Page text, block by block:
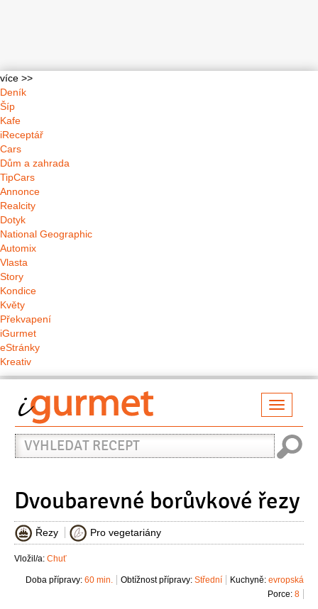
více >>
Deník
Šíp
Kafe
iReceptář
Cars
Dům a zahrada
TipCars
Annonce
Realcity
Dotyk
National Geographic
Automix
Vlasta
Story
Kondice
Květy
Překvapení
iGurmet
eStránky
Kreativ
Vyhledat
recept
Dvoubarevné borůvkové řezy
Řezy Pro vegetariány
Vložil/a: Chuť
Kuchyně: evropská
Obtížnost přípravy: Střední
Doba přípravy: 60 min.
Porce: 8